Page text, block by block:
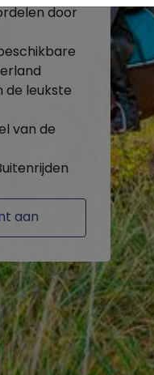
door
de leukste
van de
aan